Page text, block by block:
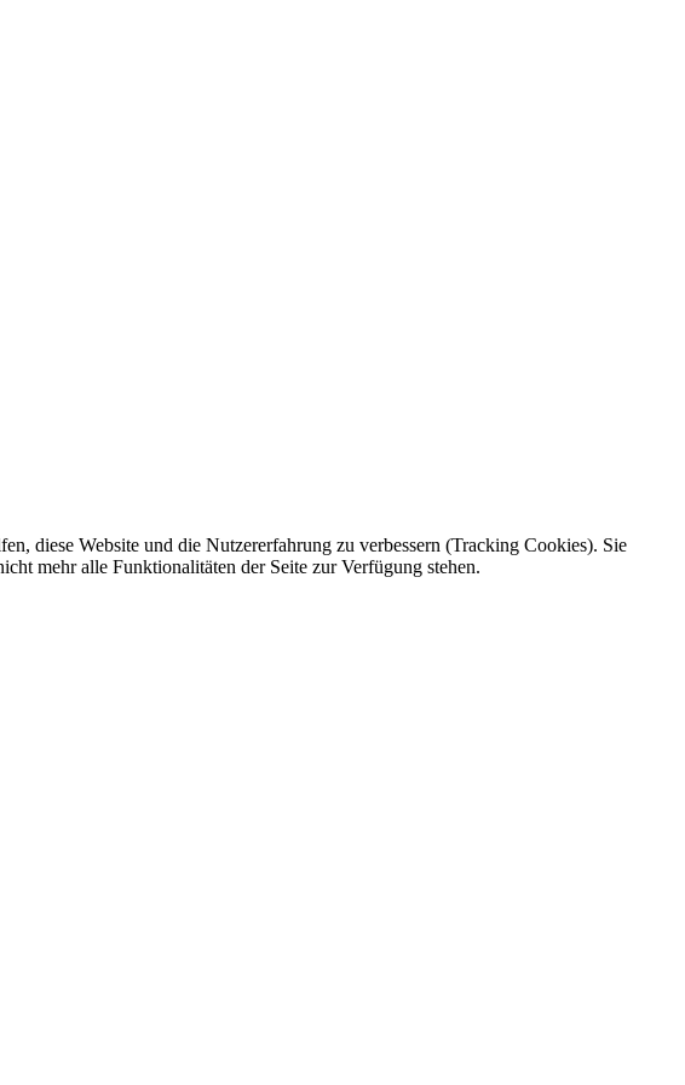
diese Website und die Nutzererfahrung zu verbessern (Tracking Cookies). Sie
mehr alle Funktionalitäten der Seite zur Verfügung stehen.